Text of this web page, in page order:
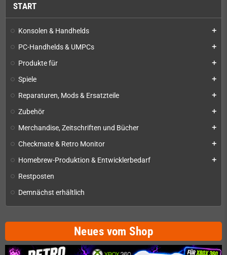
START
Konsolen & Handhelds add
PC-Handhelds & UMPCs add
Produkte für add
Spiele add
Reparaturen, Mods & Ersatzteile add
Zubehör add
Merchandise, Zeitschriften und Bücher add
Checkmate & Retro Monitor add
Homebrew-Produktion & Entwicklerbedarf add
Restposten
Demnächst erhältlich
Neues vom Shop